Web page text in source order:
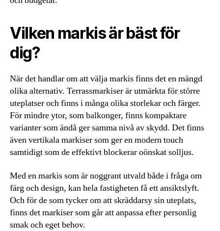
Vilken markis är bäst för
dig?
När det handlar om att välja markis finns det en mängd
olika alternativ. Terrassmarkiser är utmärkta för större
uteplatser och finns i många olika storlekar och färger.
För mindre ytor, som balkonger, finns kompaktare
varianter som ändå ger samma nivå av skydd. Det finns
även vertikala markiser som ger en modern touch
samtidigt som de effektivt blockerar oönskat solljus.
Med en markis som är noggrant utvald både i fråga om
färg och design, kan hela fastigheten få ett ansiktslyft.
Och för de som tycker om att skräddarsy sin uteplats,
finns det markiser som går att anpassa efter personlig
smak och eget behov.